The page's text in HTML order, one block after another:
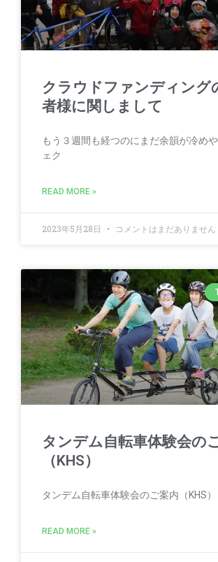
クラウドファンディング
者様に関しまして
もう３週間も経つのにまだ余韻が冷め
ェク
READ MORE »
2023年5月28日 コメントはまだありません
タンデム自転車体験会の
（KHS）
タンデム自転車体験会のご案内（KHS
READ MORE »